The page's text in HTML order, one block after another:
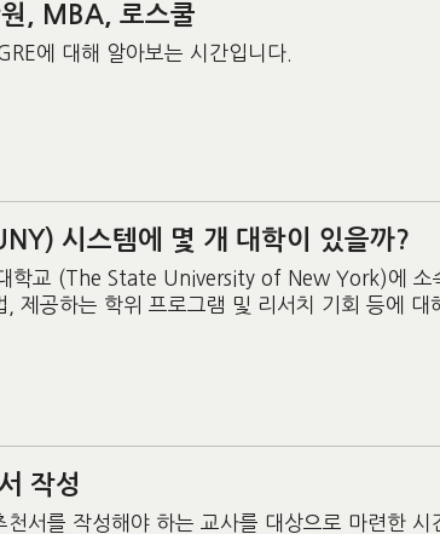
, MBA, 로스쿨
에 대해 알아보는 시간입니다.
시스템에 몇 개 대학이 있을까?
학교 (The State University of New York)에 소
제공하는 학위 프로그램 및 리서치 기회 등에 대
작성
서를 작성해야 하는 교사를 대상으로 마련한 시